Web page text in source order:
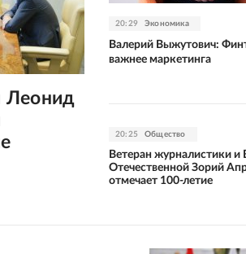
Леонид
20:29 Экономика
Валерий Выжутович:
важнее маркетинга
20:25 Общество
Ветеран журналистики и
Отечественной Зорий
отмечает 100-летие